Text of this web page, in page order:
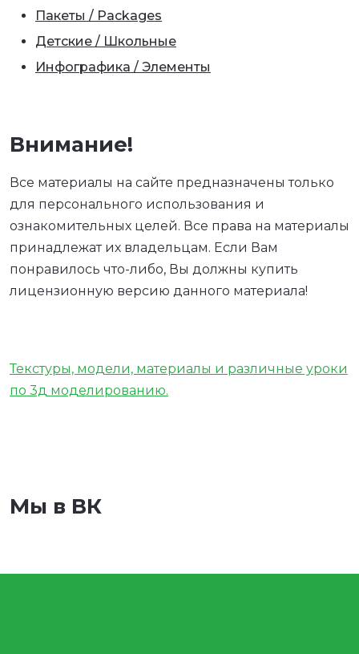
Пакеты / Packages
Детские / Школьные
Инфографика / Элементы
Внимание!
Все материалы на сайте предназначены только
для персонального использования и
ознакомительных целей. Все права на материалы
принадлежат их владельцам. Если Вам
понравилось что-либо, Вы должны купить
лицензионную версию данного материала!
Текстуры, модели, материалы и различные уроки
по 3д моделированию.
Мы в ВК